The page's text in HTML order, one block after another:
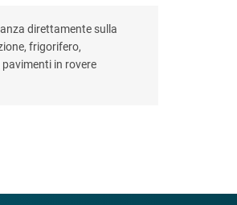
direttamente sulla
frigorifero,
in rovere